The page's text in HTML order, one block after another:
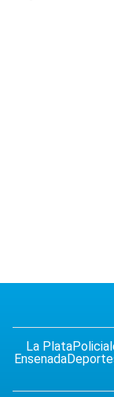
La Plata
Ensenada